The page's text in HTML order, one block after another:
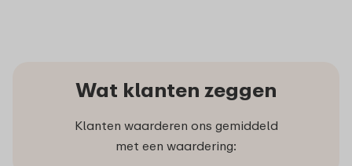
Wat klanten zeggen
Klanten waarderen ons gemiddeld
met een waardering: